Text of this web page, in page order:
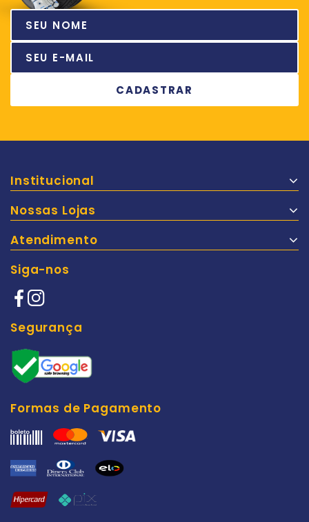
Institucional
Nossas Lojas
Atendimento
Siga-nos
Segurança
Formas de Pagamento